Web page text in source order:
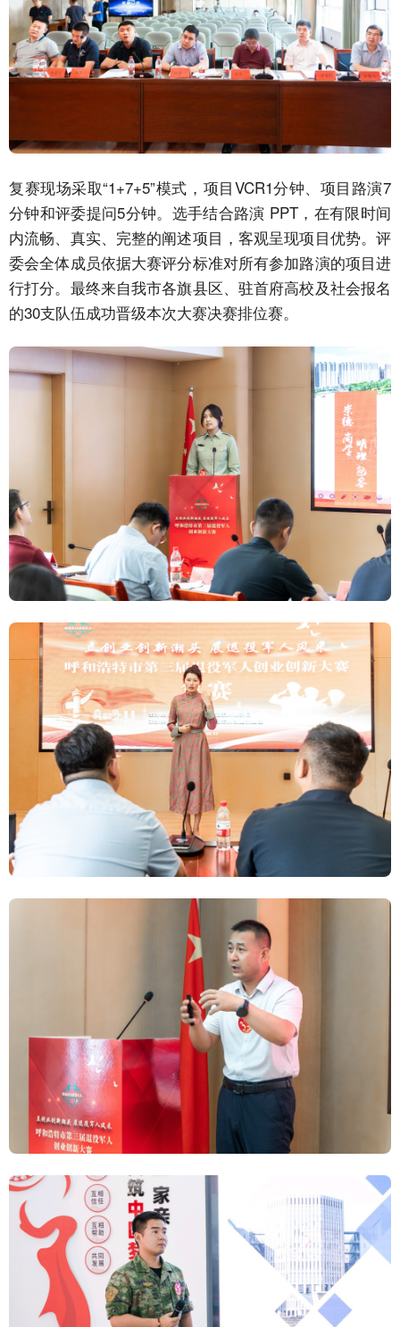
复赛现场采取“1+7+5”模式，项目VCR1分钟、项目路演7
分钟和评委提问5分钟。选手结合路演 PPT，在有限时间
内流畅、真实、完整的阐述项目，客观呈现项目优势。评
委会全体成员依据大赛评分标准对所有参加路演的项目进
行打分。最终来自我市各旗县区、驻首府高校及社会报名
的30支队伍成功晋级本次大赛决赛排位赛。